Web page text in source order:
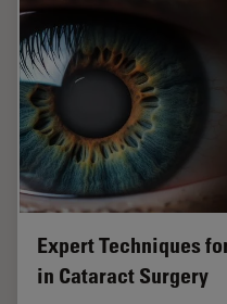
Expert Techniques
in Cataract Surgery